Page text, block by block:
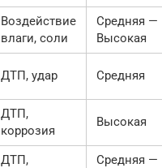
Воздействие
влаги, соли
Средняя —
Высокая
ДТП, удар Средняя
ДТП,
коррозия
Высокая
ДТП,
Средняя —